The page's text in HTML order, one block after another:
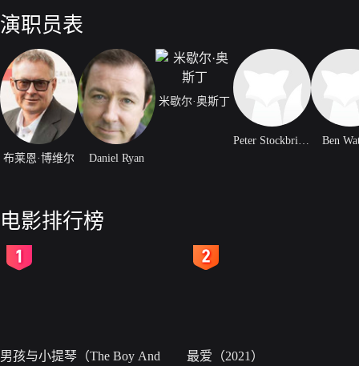
演职员表
布莱恩·博维尔 Daniel Ryan
米歇尔·奥斯丁
Peter Stockbridge Ben
电影排行榜
男孩与小提琴（The Boy And
最爱（2021）